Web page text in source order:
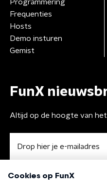
Programmering
Frequenties
Hosts
Demo insturen
Gemist
FunX
Altijd op de hoogte van